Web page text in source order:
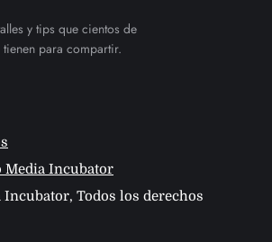
y tips que cientos de
para compartir.
Media Incubator
Incubator, Todos los derechos